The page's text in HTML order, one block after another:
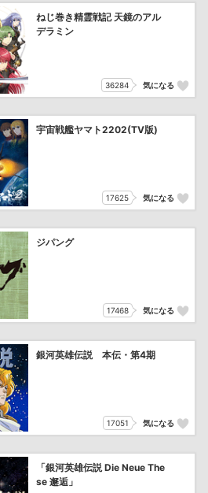
ねじ巻き精霊戦記 天鏡のアル
デラミン
36284 気になる
宇宙戦艦ヤマト2202(TV版)
17625 気になる
ジパング
17468 気になる
銀河英雄伝説 本伝・第4期
17051 気になる
「銀河英雄伝説 Die Neue The
se 邂逅」